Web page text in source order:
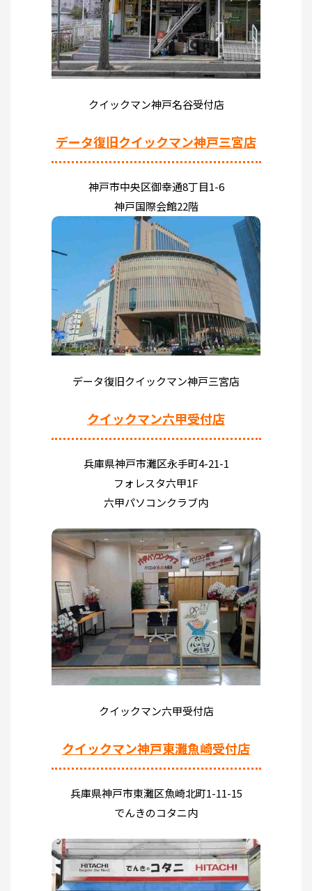
クイックマン神戸名谷受付店
データ復旧クイックマン神戸三宮店
神戸市中央区御幸通8丁目1-6
神戸国際会館22階
データ復旧クイックマン神戸三宮店
クイックマン六甲受付店
兵庫県神戸市灘区永手町4-21-1
フォレスタ六甲1F
六甲パソコンクラブ内
クイックマン六甲受付店
クイックマン神戸東灘魚崎受付店
兵庫県神戸市東灘区魚崎北町1-11-15
でんきのコタニ内